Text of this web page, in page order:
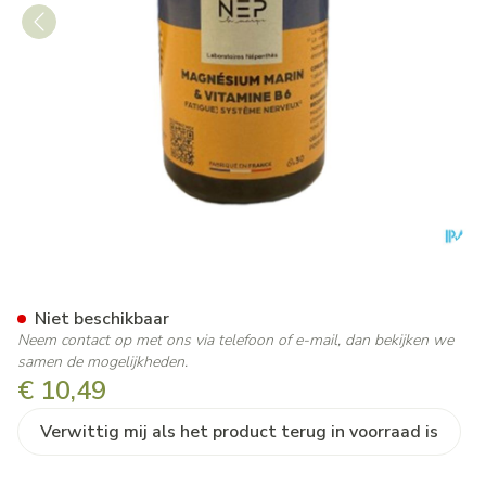
€ 10,49
Verwittig mij als het product terug in voorraad is
Niet beschikbaar
Neem contact op met ons via telefoon of e-mail, dan bekijken we
samen de mogelijkheden.